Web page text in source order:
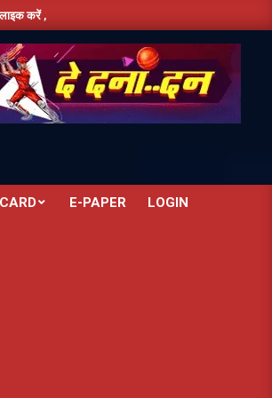
जरूर करें,दिन भर की तमाम छोटी बड़ी खबरों के
E-PAPER LOGIN